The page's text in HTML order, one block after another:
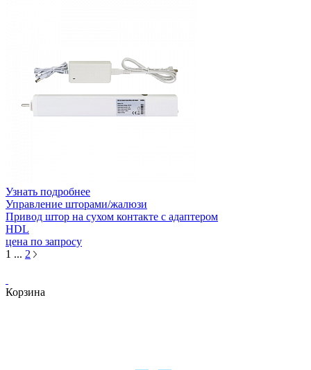
Узнать подробнее
Управление шторами/жалюзи
Привод штор на сухом контакте с адаптером
HDL
цена по запросу
1 ... 2
Корзина